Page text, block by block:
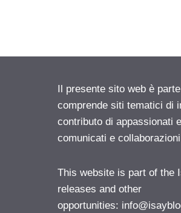
Il presente sito web è
comprende siti tematici di
contributo di appassionati
comunicati e
This website is part of the
releases and other
opportunities: